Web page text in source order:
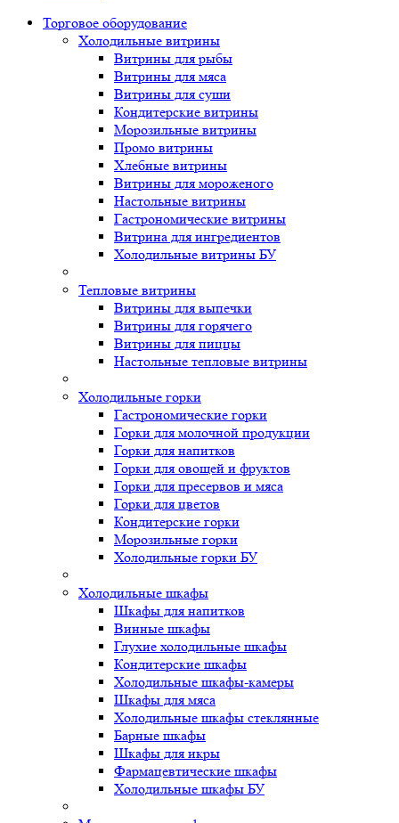
Торговое оборудованиe
Холодильные витрины
Витрины для рыбы
Витрины для мяса
Витрины для суши
Кондитерские витрины
Морозильные витрины
Промо витрины
Хлебные витрины
Витрины для мороженого
Настольные витрины
Гастрономические витрины
Витрина для ингредиентов
Холодильные витрины БУ
Тепловые витрины
Витрины для выпечки
Витрины для горячего
Витрины для пиццы
Настольные тепловые витрины
Холодильные горки
Гастрономические горки
Горки для молочной продукции
Горки для напитков
Горки для овощей и фруктов
Горки для пресервов и мяса
Горки для цветов
Кондитерские горки
Морозильные горки
Холодильные горки БУ
Холодильные шкафы
Шкафы для напитков
Винные шкафы
Глухие холодильные шкафы
Кондитерские шкафы
Холодильные шкафы-камеры
Шкафы для мяса
Холодильные шкафы стеклянные
Барные шкафы
Шкафы для икры
Фармацевтические шкафы
Холодильные шкафы БУ